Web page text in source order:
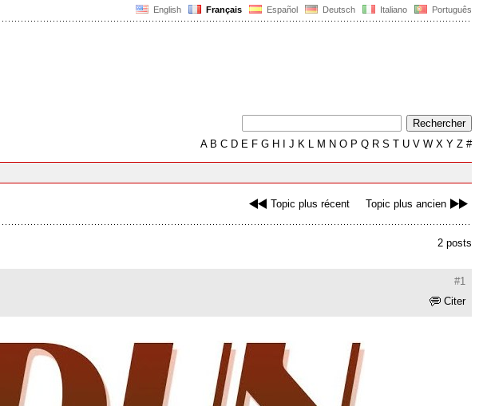
English Français Español Deutsch Italiano Português
AB C D E F G H J K L M N O P Q R S T U V W X Y Z #
Topic plus récent Topic plus ancien
2 posts
#1
Citer